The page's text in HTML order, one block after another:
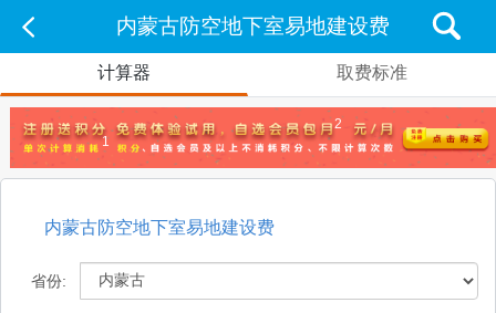
内蒙古防空地下室易地建设费
计算器 取费标准
2
1
内蒙古防空地下室易地建设费
省份: